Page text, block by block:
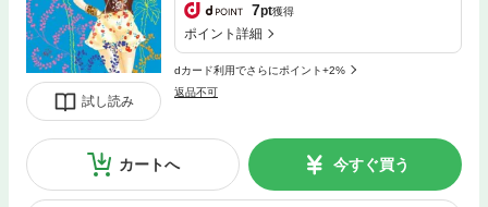
試し読み
7pt獲得
ポイント詳細
dカード利用でさらにポイント+2%
返品不可
カートへ 今すぐ買う